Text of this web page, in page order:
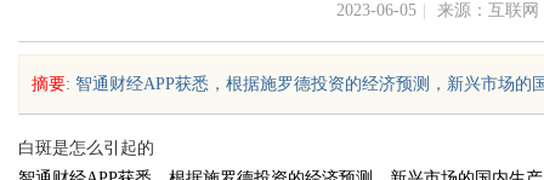
sc
2023-06-05 来源：互联网
摘要: 智通财经APP获悉，根据施罗德投资的经济预测，新兴市场
白斑是怎么引起的